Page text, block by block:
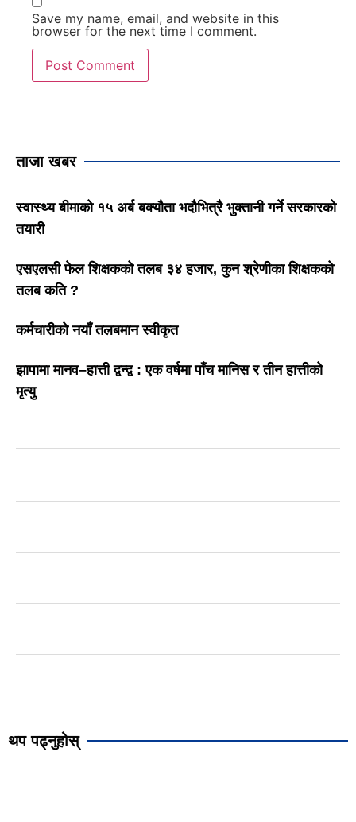
Save my name, email, and website in this
browser for the next time I comment.
ताजा खबर
स्वास्थ्य बीमाको १५ अर्ब बक्यौता भदौभित्रै भुक्तानी गर्ने सरकारको
तयारी
एसएलसी फेल शिक्षकको तलब ३४ हजार, कुन श्रेणीका शिक्षकको
तलब कति ?
कर्मचारीको नयाँ तलबमान स्वीकृत
झापामा मानव–हात्ती द्वन्द्व : एक वर्षमा पाँच मानिस र तीन हात्तीको
मृत्यु
थप पढ्नुहोस्